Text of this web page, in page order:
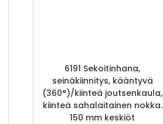
6191 Sekoitinhana,
seinäkiinnitys, kääntyvä
(360°)/kiinteä joutsenkaula,
kiinteä sahalaitainen nokka.
150 mm keskiöt